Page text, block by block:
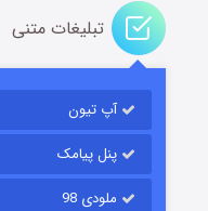
تبلیغات متنی
آپ تیون
پنل پیامک
ملودی 98